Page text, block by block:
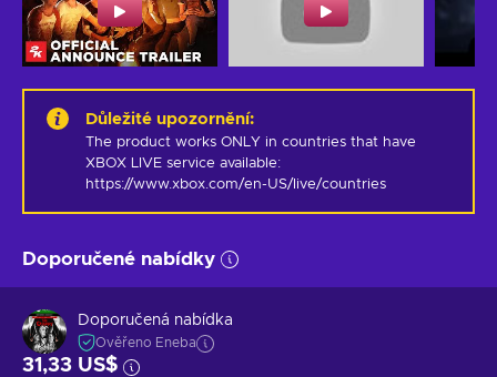
Důležité upozornění:
The product works ONLY in countries that have
XBOX LIVE service available:
https://www.xbox.com/en-US/live/countries
Doporučené nabídky
Doporučená nabídka
Ověřeno Eneba
31,33 US$